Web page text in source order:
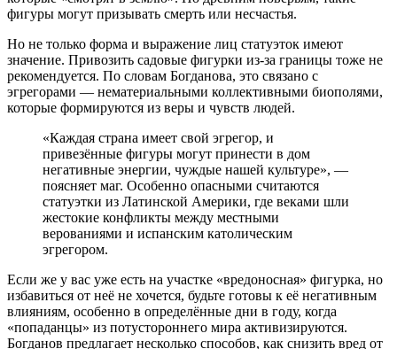
фигуры могут призывать смерть или несчастья.
Но не только форма и выражение лиц статуэток имеют
значение. Привозить садовые фигурки из-за границы тоже не
рекомендуется. По словам Богданова, это связано с
эгрегорами — нематериальными коллективными биополями,
которые формируются из веры и чувств людей.
«Каждая страна имеет свой эгрегор, и
привезённые фигуры могут принести в дом
негативные энергии, чуждые нашей культуре», —
поясняет маг. Особенно опасными считаются
статуэтки из Латинской Америки, где веками шли
жестокие конфликты между местными
верованиями и испанским католическим
эгрегором.
Если же у вас уже есть на участке «вредоносная» фигурка, но
избавиться от неё не хочется, будьте готовы к её негативным
влияниям, особенно в определённые дни в году, когда
«попаданцы» из потустороннего мира активизируются.
Богданов предлагает несколько способов, как снизить вред от